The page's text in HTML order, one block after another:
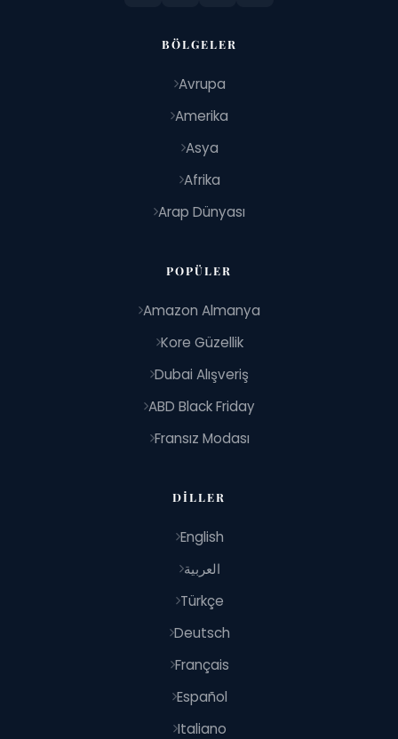
BÖLGELER
Avrupa
Amerika
Asya
Afrika
Arap Dünyası
POPÜLER
Amazon Almanya
Kore Güzellik
Dubai Alışveriş
ABD Black Friday
Fransız Modası
DILLER
English
العربية
Türkçe
Deutsch
Français
Español
Italiano